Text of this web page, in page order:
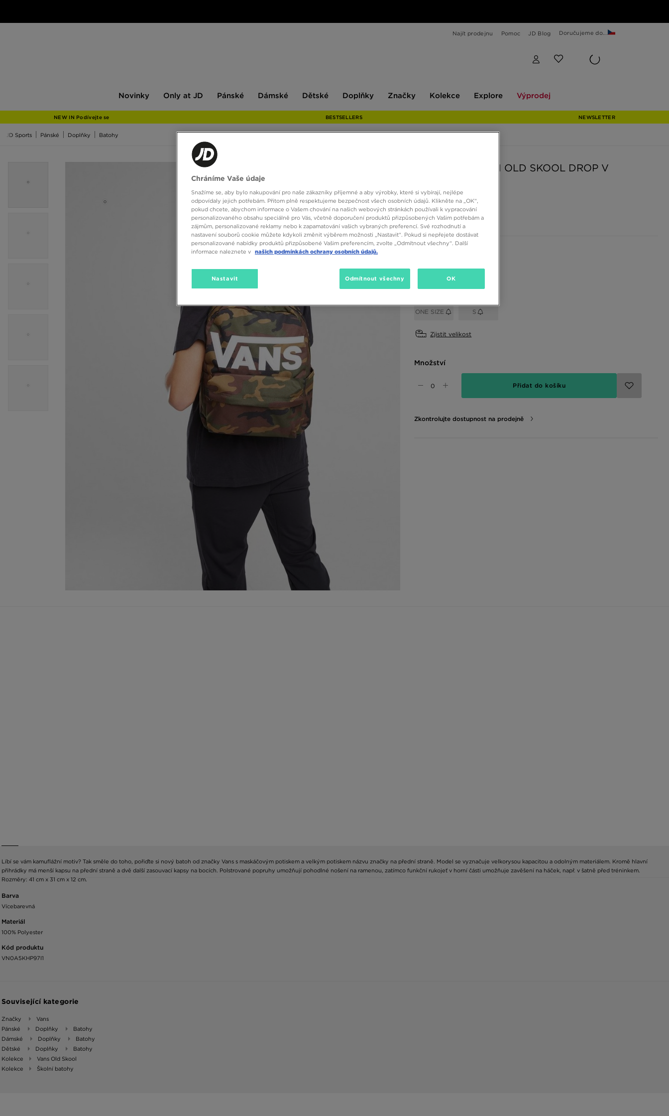
Najít prodejnu Pomoc JD Blog Doručujeme do...
Novinky
JD
Only at JD Pánské Dámské Dětské Doplňky Značky Kolekce Explore Výprodej
NEW IN Podívejte se BESTSELLERS NEWSLETTER
JD Sports Pánské Doplňky Batohy
VANS BATOH MN OLD SKOOL DROP V
450 Kč
Vyberte velikost
ONE SIZE S
Zjistit velikost
Množství
Přidat do košíku
Zkontrolujte dostupnost na prodejně
Líbí se vám kamuflážní motiv? Tak směle do toho, pořiďte si nový batoh od značky Vans s maskáčovým potiskem a velkým potiskem názvu značky na přední straně. Model se vyznačuje velkorysou kapacitou a odolným materiálem. Kromě hlavní
přihrádky má menší kapsu na přední straně a dvě další zasouvací kapsy na bocích. Polstrované popruhy umožňují pohodlné nošení na ramenou, zatímco funkční rukojeť v horní části umožňuje zavěšení na háček, např. v šatně před tréninkem.
Rozměry: 41 cm x 31 cm x 12 cm.
Barva
Vícebarevná
Materiál
100% Polyester
Kód produktu
VN0A5KHP97I1
Související kategorie
Značky
Vans
Pánské
Doplňky
Batohy
Dámské
Doplňky
Batohy
Dětské
Doplňky
Batohy
Kolekce
Vans Old Skool
Kolekce
Školní batohy
Chráníme Vaše údaje
Snažíme se, aby bylo nakupování pro naše zákazníky příjemné a aby výrobky, které si vybírají, nejlépe
odpovídaly jejich potřebám. Přitom plně respektujeme bezpečnost všech osobních údajů. Klikněte na „OK“,
pokud chcete, abychom informace o Vašem chování na našich webových stránkách používali k vypracování
personalizovaného obsahu speciálně pro Vás, včetně doporučení produktů přizpůsobených Vašim potřebám a
zájmům, personalizované reklamy nebo k zapamatování vašich vybraných preferencí. Své rozhodnutí a
nastavení souborů cookie můžete kdykoli změnit výběrem možnosti „Nastavit“. Pokud si nepřejete dostávat
personalizované nabídky produktů přizpůsobené Vašim preferencím, zvolte „Odmítnout všechny“. Další
informace naleznete v našich podmínkách ochrany osobních údajů.
Nastavit Odmítnout všechny OK